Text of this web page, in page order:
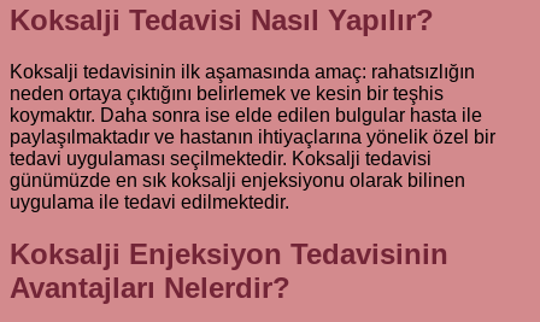
Koksalji Tedavisi Nasıl Yapılır?
Koksalji tedavisinin ilk aşamasında amaç: rahatsızlığın
neden ortaya çıktığını belirlemek ve kesin bir teşhis
koymaktır. Daha sonra ise elde edilen bulgular hasta ile
paylaşılmaktadır ve hastanın ihtiyaçlarına yönelik özel bir
tedavi uygulaması seçilmektedir. Koksalji tedavisi
günümüzde en sık koksalji enjeksiyonu olarak bilinen
uygulama ile tedavi edilmektedir.
Koksalji Enjeksiyon Tedavisinin
Avantajları Nelerdir?